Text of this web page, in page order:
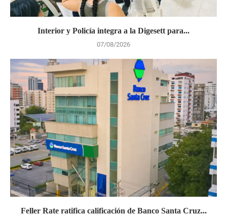
Interior y Policía integra a la Digesett para...
07/08/2026
Feller Rate ratifica calificación de Banco Santa Cruz...